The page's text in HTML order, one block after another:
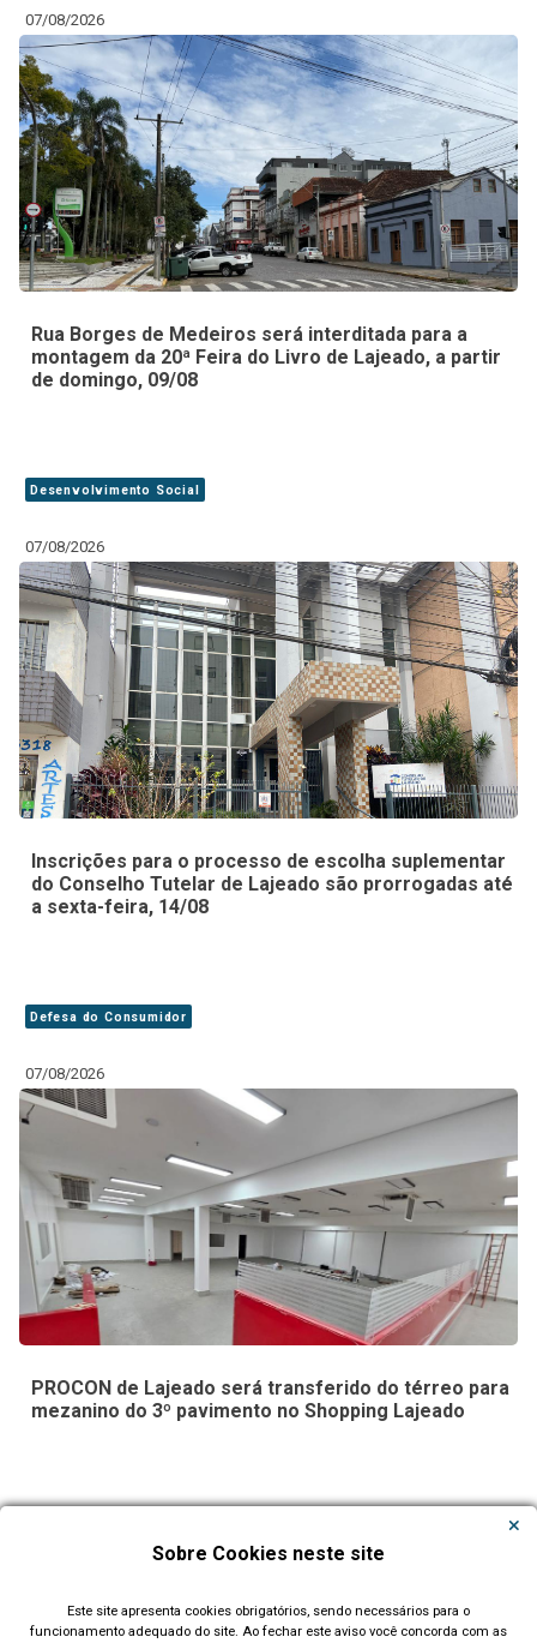
07/08/2026
Rua Borges de Medeiros será interditada para a
montagem da 20ª Feira do Livro de Lajeado, a partir
de domingo, 09/08
Desenvolvimento Social
07/08/2026
Inscrições para o processo de escolha suplementar
do Conselho Tutelar de Lajeado são prorrogadas até
a sexta-feira, 14/08
Defesa do Consumidor
07/08/2026
PROCON de Lajeado será transferido do térreo para
mezanino do 3º pavimento no Shopping Lajeado
Todas as Notícias
Sobre Cookies neste site
Este site apresenta cookies obrigatórios, sendo necessários para o
funcionamento adequado do site. Ao fechar este aviso você concorda com as